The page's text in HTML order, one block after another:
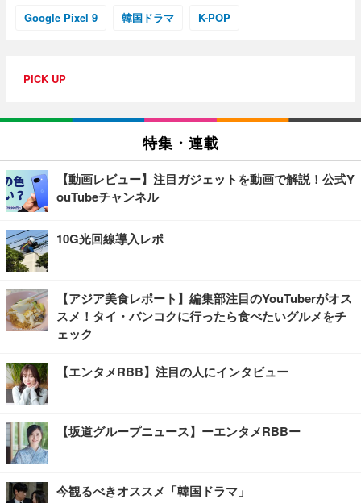
Google Pixel 9 韓国ドラマ K-POP
PICK UP
特集・連載
【動画レビュー】注目ガジェットを動画で解説！公式Y
ouTubeチャンネル
10G光回線導入レポ
【アジア美食レポート】編集部注目のYouTuberがオス
スメ！タイ・バンコクに行ったら食べたいグルメをチ
ェック
【エンタメRBB】注目の人にインタビュー
【坂道グループニュース】ーエンタメRBBー
今観るべきオススメ「韓国ドラマ」